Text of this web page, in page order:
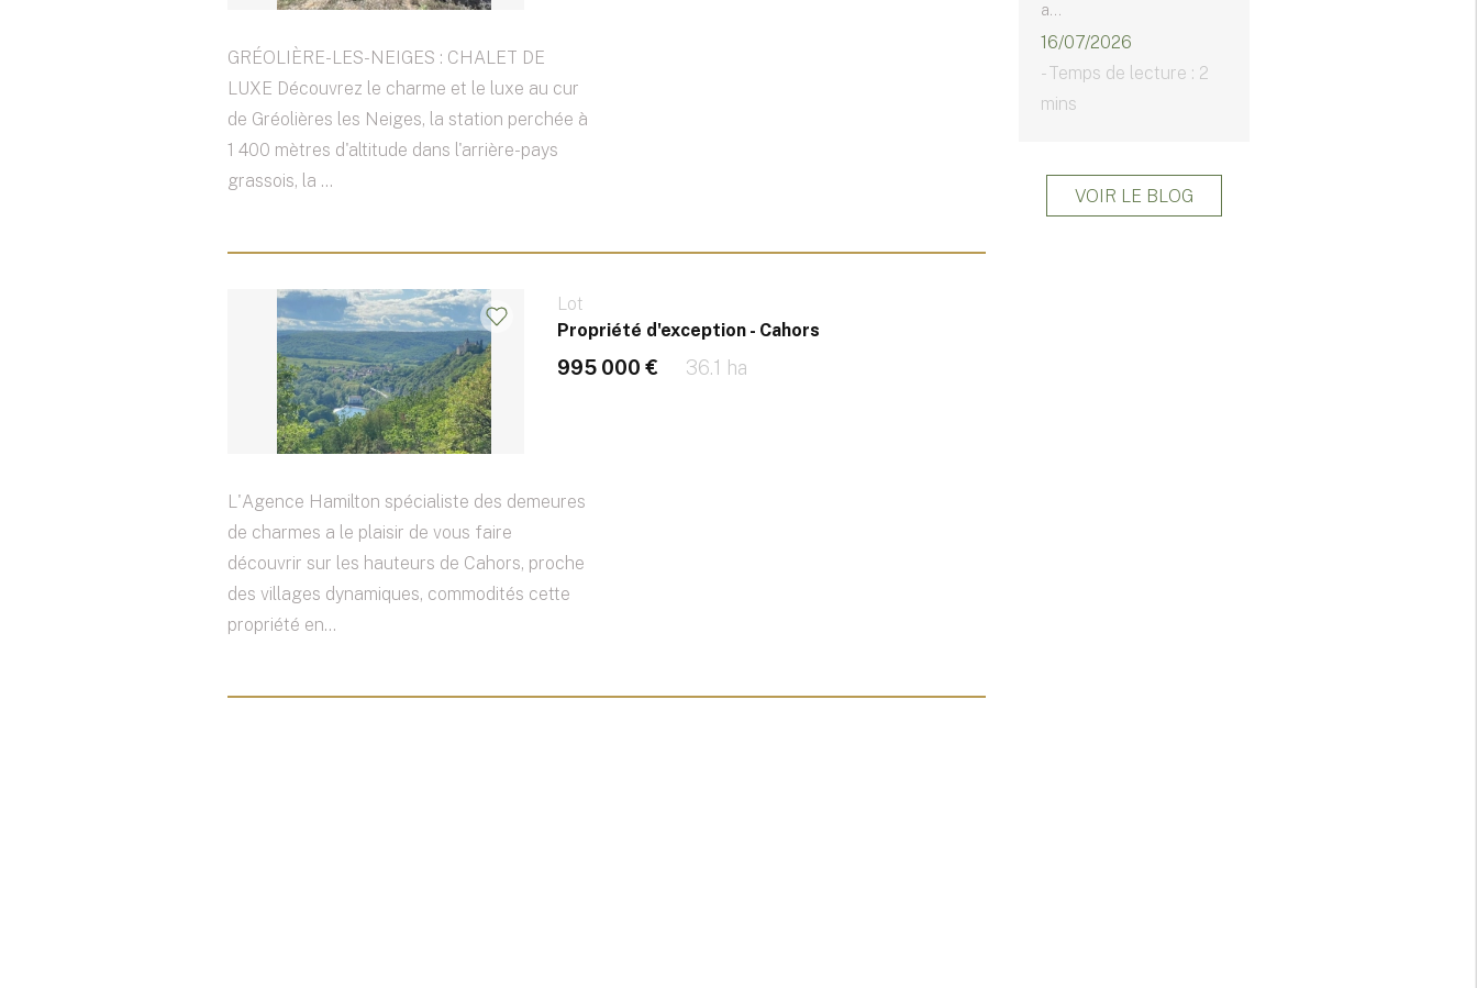
GRÉOLIÈRE-LES-NEIGES : CHALET DE
LUXE Découvrez le charme et le luxe au cur
de Gréolières les Neiges, la station perchée à
1 400 mètres d'altitude dans l'arrière-pays
grassois, la ...
Lot
Propriété d'exception - Cahors
995 000 € 36.1 ha
L'Agence Hamilton spécialiste des demeures
de charmes a le plaisir de vous faire
découvrir sur les hauteurs de Cahors, proche
des villages dynamiques, commodités cette
propriété en...
a...
16/07/2026
- Temps de lecture : 2
mins
VOIR LE BLOG